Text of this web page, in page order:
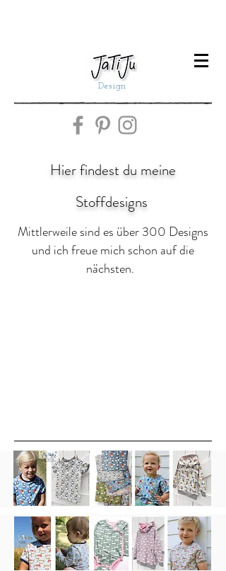
Design
Hier findest du meine
Stoffdesigns
Mittlerweile sind es über 300 Designs
und ich freue mich schon auf die
nächsten.